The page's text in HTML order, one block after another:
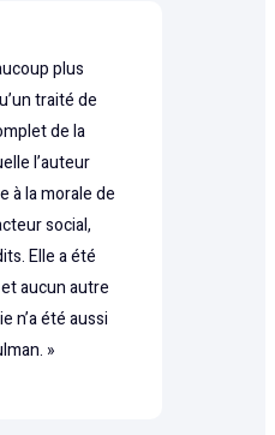
plus
traité de
de la
l’auteur
à la morale de
social,
Elle a été
aucun autre
n’a été aussi
»